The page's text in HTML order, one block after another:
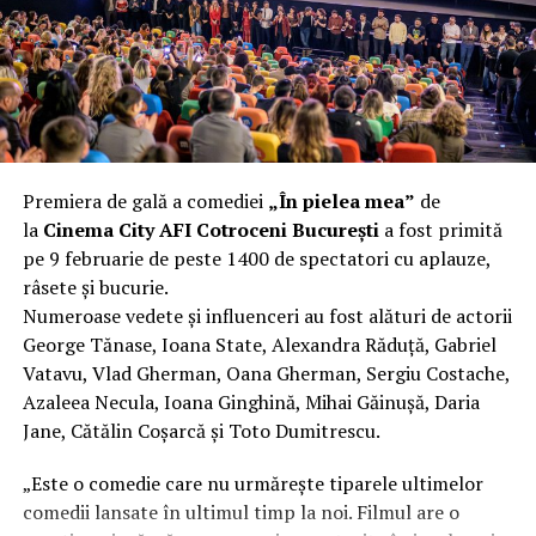
hepatice, proctocolectomii restaurative ,
splenopancreatectomii, abordul patologiei benigne a
joncţiunii esogastrice, splenectomii totale şi parţiale,
suprarenalectomii, intervenţii pentru cancer de col
uterin, rezecţii hepatice sau esofegactomii.
Cea mai complexă intervenţie
chirurgicală dupa transplantul
hepatic
Oana Stănciulea îşi aminteşte de cea mai dificilă
intervenţie chirurgicală, la care a participat şi o face cu
zâmbetul pe buze, pentru că rezultatul a fost unul
spectaculos. Un om a fost întors din drumul spre
„Cea mai dificilă intervenţie chirurgicală la care am
fier vechi a doua zi. Asta ca să fie clar de la început: nu
vorbim despre preferințe estetice, ci despre
funcționalitate reală.
Aluminiul, pe scurt: ușor,
rezistent la coroziune, dar cu
nuanțe
Aluminiul e materialul care apare primul în conversație
când cineva caută un pavilion ușor. Și pe bună dreptate.
Densitatea aluminiului e de aproximativ 2,7 g/cm³, față
de circa 7,8 g/cm³ pentru oțel. Practic, la un volum
identic, aluminiul cântărește cam o treime din greutatea
oțelului. Pentru oricine transportă, montează și
demontează frecvent o structură, diferența asta se
simte enorm.
Premiera de gală a comediei „În pielea mea” de
la Cinema City AFI Cotroceni Bucureștia fost primită
pe 9 februarie de peste 1400 de spectatori cu aplauze,
râsete și bucurie.
Numeroase vedete și influenceri au fost alături de actorii
George Tănase, Ioana State, Alexandra Răduță, Gabriel
Vatavu, Vlad Gherman, Oana Gherman, Sergiu Costache,
Azaleea Necula, Ioana Ginghină, Mihai Găinușă, Daria
Jane, Cătălin Coșarcă și Toto Dumitrescu.
„Este o comedie care nu urmărește tiparele ultimelor
comedii lansate în ultimul timp la noi. Filmul are o